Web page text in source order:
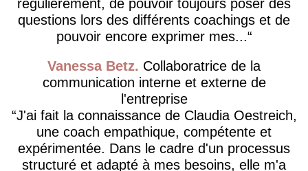
régulièrement, de pouvoir toujours poser des
questions lors des différents coachings et de
pouvoir encore exprimer mes...
Vanessa Betz Collaboratrice de la
communication interne et externe de
l'entreprise
J'ai fait la connaissance de Claudia Oestreich,
une coach empathique, compétente et
expérimentée. Dans le cadre d'un processus
structuré et adapté à mes besoins, elle m'a